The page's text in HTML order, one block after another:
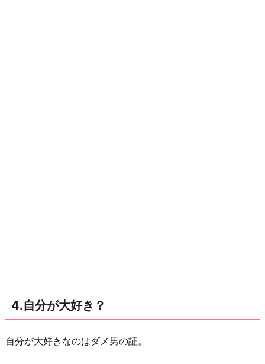
4.自分が大好き？
自分が大好きなのはダメ男の証。